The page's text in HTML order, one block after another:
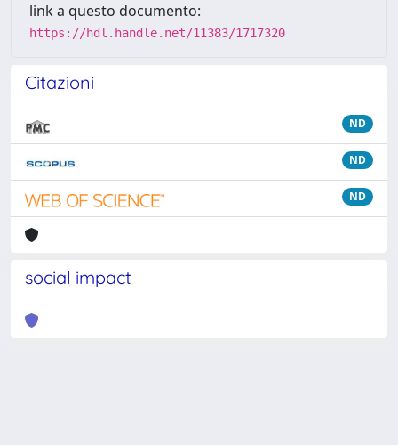
link a questo documento:
https://hdl.handle.net/11383/1717320
Citazioni
ND
ND
ND
social impact